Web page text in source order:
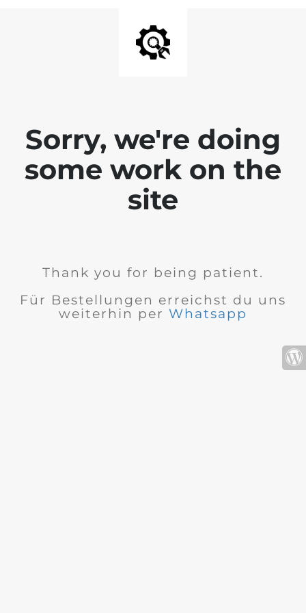
Sorry, we're doing
some work on the
site
Thank you for being patient.
Für Bestellungen erreichst du uns
weiterhin per Whatsapp